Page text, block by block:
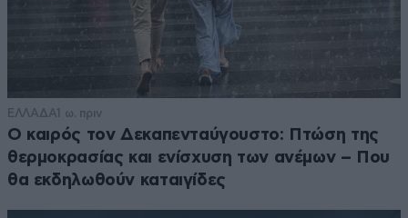
ΕΛΛΑΔΑ1 ω. πριν
Ο καιρός τον Δεκαπενταύγουστο: Πτώση της
θερμοκρασίας και ενίσχυση των ανέμων – Που
θα εκδηλωθούν καταιγίδες